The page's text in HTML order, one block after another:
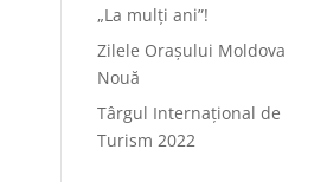
„La mulți ani”!
Zilele Orașului Moldova
Nouă
Târgul Internațional de
Turism 2022